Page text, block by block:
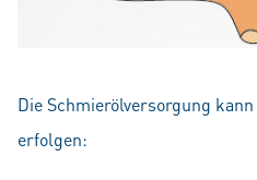
Die Schmierölversorgung
erfolgen: